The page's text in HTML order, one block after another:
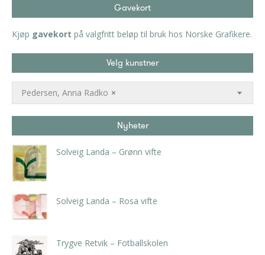
Gavekort
Kjøp gavekort på valgfritt beløp til bruk hos Norske Grafikere.
Velg kunstner
×
Pedersen, Anna Radko
Nyheter
Solveig Landa – Grønn vifte
Solveig Landa – Rosa vifte
Trygve Retvik – Fotballskolen